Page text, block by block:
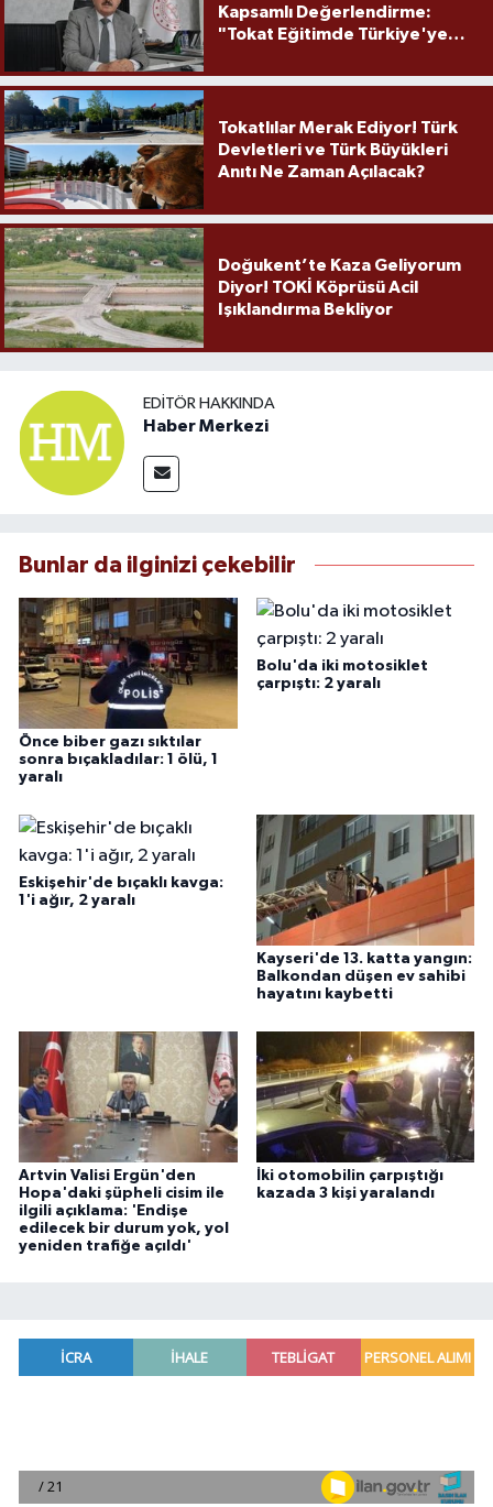
Kapsamlı Değerlendirme:
"Tokat Eğitimde Türkiye'ye
Tokatlılar Merak Ediyor! Türk
Devletleri ve Türk Büyükleri
Anıtı Ne Zaman Açılacak?
Doğukent’te Kaza Geliyorum
Diyor! TOKİ Köprüsü Acil
Işıklandırma Bekliyor
EDITÖR HAKKINDA
Haber Merkezi
Bunlar da ilginizi çekebilir
Önce biber gazı sıktılar
sonra bıçakladılar: 1 ölü, 1
yaralı
Bolu'da iki motosiklet
çarpıştı: 2 yaralı
Eskişehir'de bıçaklı kavga:
1'i ağır, 2 yaralı
Kayseri'de 13. katta yangın:
Balkondan düşen ev sahibi
hayatını kaybetti
Artvin Valisi Ergün'den
Hopa'daki şüpheli cisim ile
ilgili açıklama: 'Endişe
edilecek bir durum yok, yol
yeniden trafiğe açıldı'
İki otomobilin çarpıştığı
kazada 3 kişi yaralandı